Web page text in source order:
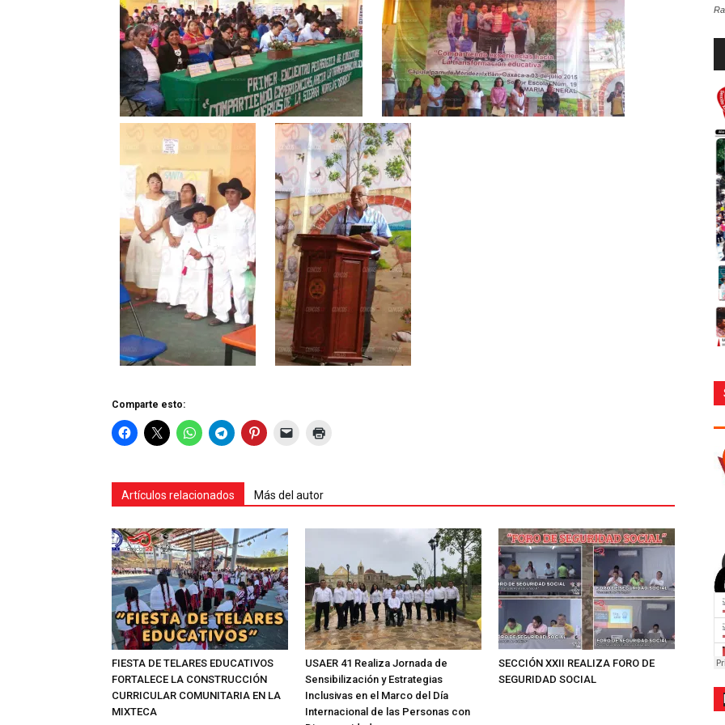
Comparte esto:
Artículos relacionados Más del autor
FIESTA DE TELARES EDUCATIVOS
FORTALECE LA CONSTRUCCIÓN
CURRICULAR COMUNITARIA EN LA
MIXTECA
USAER 41 Realiza Jornada de
Sensibilización y Estrategias
Inclusivas en el Marco del Día
Internacional de las Personas con
SECCIÓN XXII REALIZA FORO DE
SEGURIDAD SOCIAL